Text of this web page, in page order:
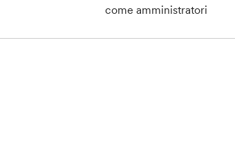
come amministratori